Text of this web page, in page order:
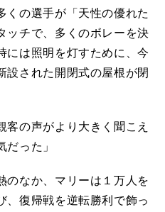
の選手が「天性の優れた
ッチで、多くのボレーを決
には照明を灯すために、今
設された開閉式の屋根が閉
客の声がより大きく聞こえ
った」
なか、マリーは１万人を
、復帰戦を逆転勝利で飾っ